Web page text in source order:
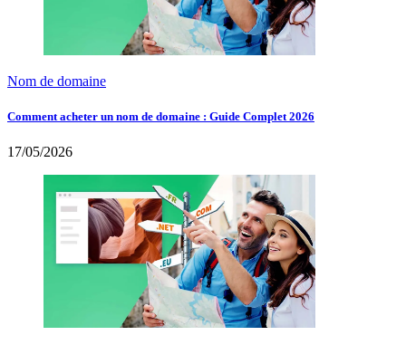
Nom de domaine
Comment acheter un nom de domaine : Guide Complet 2026
17/05/2026